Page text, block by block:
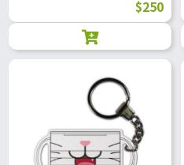
$250